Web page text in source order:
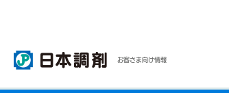
お客さま向け情報